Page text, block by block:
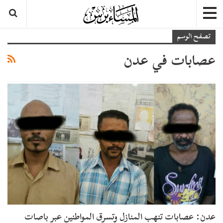
تصفح الوسم
عصابات في عدن
عدن: عصابات تنهب المنازل وتسرق المواطنين عبر باصات